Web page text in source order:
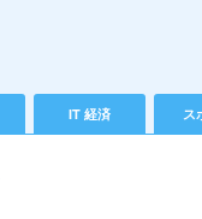
IT 経済 ス